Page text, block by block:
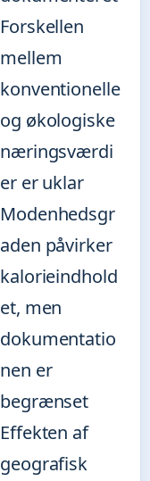
Forskellen
mellem
konventionelle
og økologiske
næringsværdi
er er uklar
Modenhedsgr
aden påvirker
kalorieindhold
et, men
dokumentatio
nen er
begrænset
Effekten af
geografisk